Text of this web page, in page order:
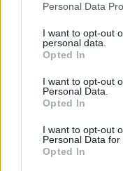
Personal Data
I want to opt-out
personal data.
Opted In
I want to opt-out
Personal Data.
Opted In
I want to opt-out
Personal Data for
Opted In
γύρω του. Αφήστε
μυρωδιές, αλλάξτε
χρόνο παραπάνω
πιο χαρούμενος και
ανταμείβοντάς σας